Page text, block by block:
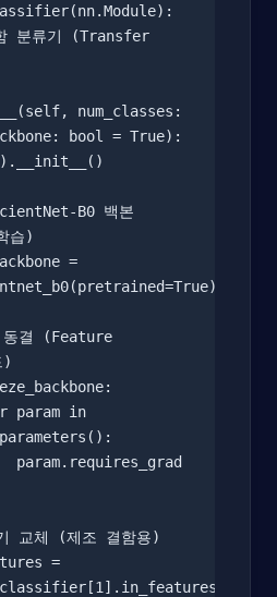
bool = True):
습)
)